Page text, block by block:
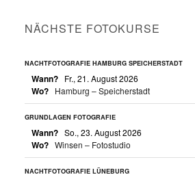
NÄCHSTE FOTOKURSE
NACHTFOTOGRAFIE HAMBURG SPEICHERSTADT
Wann? Fr., 21. August 2026
Wo? Hamburg – Speicherstadt
GRUNDLAGEN FOTOGRAFIE
Wann? So., 23. August 2026
Wo? Winsen – Fotostudio
NACHTFOTOGRAFIE LÜNEBURG